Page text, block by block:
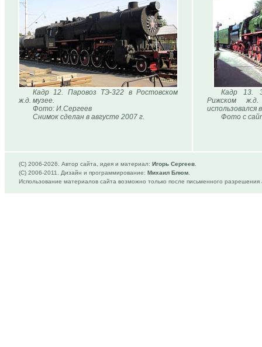
Кадр 12. Паровоз ТЭ-322 в Ростовском
ж.д. музее.
Фото: И.Сергеев
Снимок сделан в августе 2007 г.
Кадр 13.
Рижском
использовался
Фото с
(C) 2006-2026. Автор сайта, идея и материал: Игорь Сергеев
(C) 2006-2011. Дизайн и программирование: Михаил Блюм
Использование материалов сайта возможно только после письменного разрешения